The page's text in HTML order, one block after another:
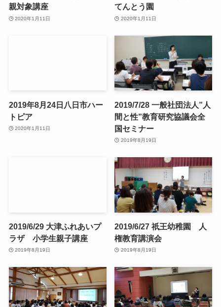
親対象講座
2020年1月11日
てんとう園
2020年1月11日
2019年8月24日八日市ハー
トピア
2020年1月11日
2019/7/28 一般社団法人”人
間と性”教育研究協議会全
国セミナー
2019年8月19日
2019/6/29 大津ふれあいプ
ラザ 小学生親子講座
2019年8月19日
2019/6/27 祇王幼稚園 人
権教育講演会
2019年8月19日